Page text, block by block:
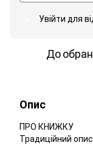
Увійти для
До
Опис
ПРО КНИЖКУ
Традиційний